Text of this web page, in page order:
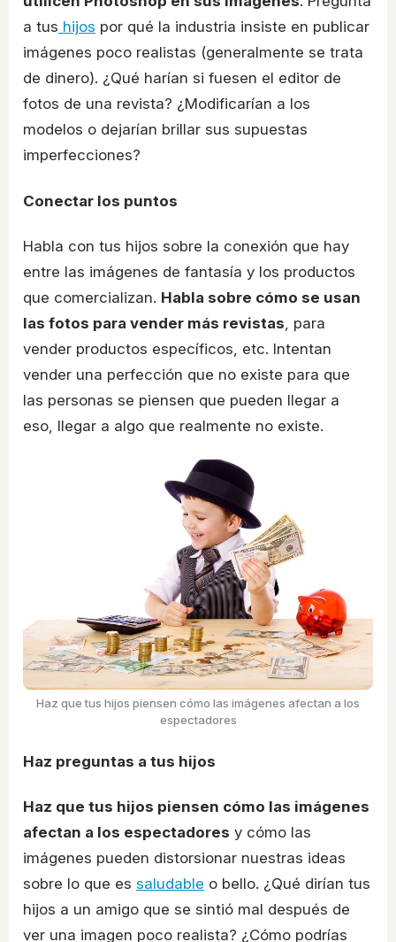
a tus hijos por qué la industria insiste en publicar
imágenes poco realistas (generalmente se trata
de dinero). ¿Qué harían si fuesen el editor de
fotos de una revista? ¿Modificarían a los
modelos o dejarían brillar sus supuestas
imperfecciones?
Conectar los puntos
Habla con tus hijos sobre la conexión que hay
entre las imágenes de fantasía y los productos
que comercializan. Habla sobre cómo se usan
las fotos para vender más revistas, para
vender productos específicos, etc. Intentan
vender una perfección que no existe para que
las personas se piensen que pueden llegar a
eso, llegar a algo que realmente no existe.
Haz que tus hijos piensen cómo las imágenes afectan a los
espectadores
Haz preguntas a tus hijos
Haz que tus hijos piensen cómo las imágenes
afectan a los espectadores y cómo las
imágenes pueden distorsionar nuestras ideas
sobre lo que es saludable o bello. ¿Qué dirían tus
hijos a un amigo que se sintió mal después de
ver una imagen poco realista? ¿Cómo podrías